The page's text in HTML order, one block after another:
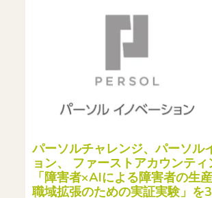
パーソルチャレンジ、パーソル
ョン、 ファーストアカウンテ
「障害者×AIによる障害者の生
職域拡張のための実証実験」を